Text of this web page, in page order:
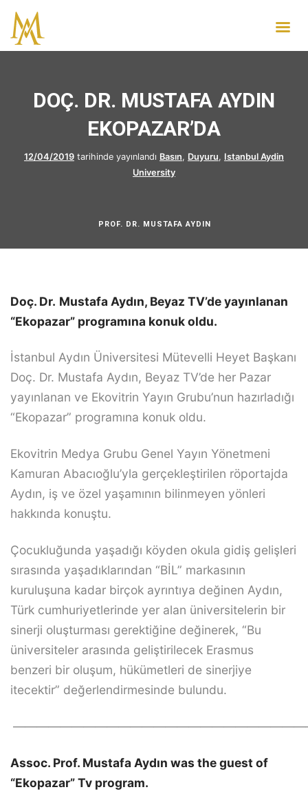
DOÇ. DR. MUSTAFA AYDIN
EKOPAZAR’DA
12/04/2019 tarihinde yayınlandı Basın, Duyuru, Istanbul Aydin
University
PROF. DR. MUSTAFA AYDIN
Doç. Dr. Mustafa Aydın, Beyaz TV’de yayınlanan
“Ekopazar” programına konuk oldu.
İstanbul Aydın Üniversitesi Mütevelli Heyet Başkanı
Doç. Dr. Mustafa Aydın, Beyaz TV’de her Pazar
yayınlanan ve Ekovitrin Yayın Grubu’nun hazırladığı
“Ekopazar” programına konuk oldu.
Ekovitrin Medya Grubu Genel Yayın Yönetmeni
Kamuran Abacıoğlu’yla gerçekleştirilen röportajda
Aydın, iş ve özel yaşamının bilinmeyen yönleri
hakkında konuştu.
Çocukluğunda yaşadığı köyden okula gidiş gelişleri
sırasında yaşadıklarından “BİL” markasının
kuruluşuna kadar birçok ayrıntıya değinen Aydın,
Türk cumhuriyetlerinde yer alan üniversitelerin bir
sinerji oluşturması gerektiğine değinerek, “Bu
üniversiteler arasında geliştirilecek Erasmus
benzeri bir oluşum, hükümetleri de sinerjiye
itecektir” değerlendirmesinde bulundu.
Assoc. Prof. Mustafa Aydın was the guest of
“Ekopazar” Tv program.